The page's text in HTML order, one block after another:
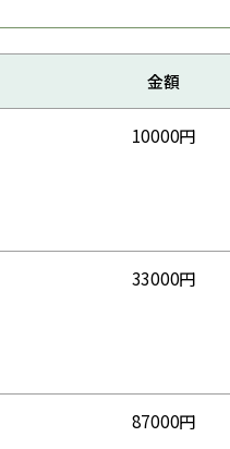
金額
10000円
33000円
87000円